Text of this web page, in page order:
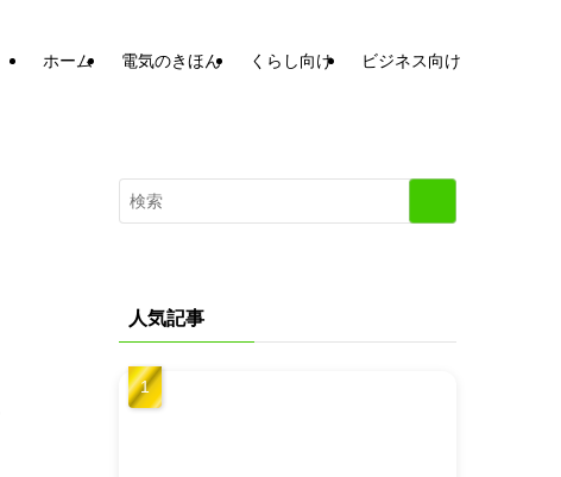
ホーム 電気のきほん くらし向け ビジネス向け
人気記事